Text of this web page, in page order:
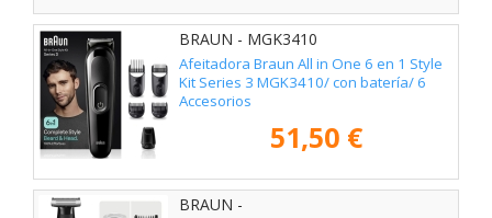
BRAUN - MGK3410
Afeitadora Braun All in One 6 en 1 Style
Kit Series 3 MGK3410/ con batería/ 6
Accesorios
51,50 €
BRAUN -